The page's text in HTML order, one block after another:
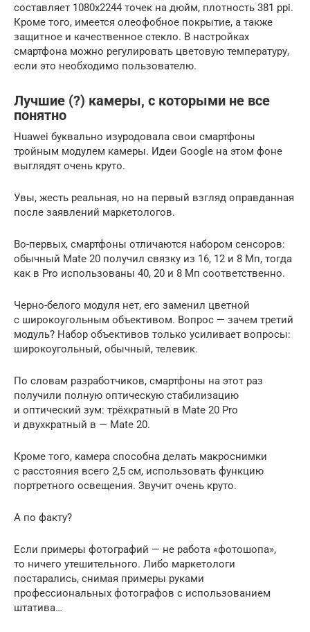
составляет 1080х2244 точек на дюйм, плотность 381 ppi.
Кроме того, имеется олеофобное покрытие, а также
защитное и качественное стекло. В настройках
смартфона можно регулировать цветовую температуру,
если это необходимо пользователю.
Лучшие (?) камеры, с которыми не все
понятно
Huawei буквально изуродовала свои смартфоны
тройным модулем камеры. Идеи Google на этом фоне
выглядят очень круто.
Увы, жесть реальная, но на первый взгляд оправданная
после заявлений маркетологов.
Во-первых, смартфоны отличаются набором сенсоров:
обычный Mate 20 получил связку из 16, 12 и 8 Мп, тогда
как в Pro использованы 40, 20 и 8 Мп соответственно.
Черно-белого модуля нет, его заменил цветной
с широкоугольным объективом. Вопрос — зачем третий
модуль? Набор объективов только усиливает вопросы:
широкоугольный, обычный, телевик.
По словам разработчиков, смартфоны на этот раз
получили полную оптическую стабилизацию
и оптический зум: трёхкратный в Mate 20 Pro
и двухкратный в — Mate 20.
Кроме того, камера способна делать макроснимки
с расстояния всего 2,5 см, использовать функцию
портретного освещения. Звучит очень круто.
А по факту?
Если примеры фотографий — не работа «фотошопа»,
то ничего утешительного. Либо маркетологи
постарались, снимая примеры руками
профессиональных фотографов с использованием
штатива…